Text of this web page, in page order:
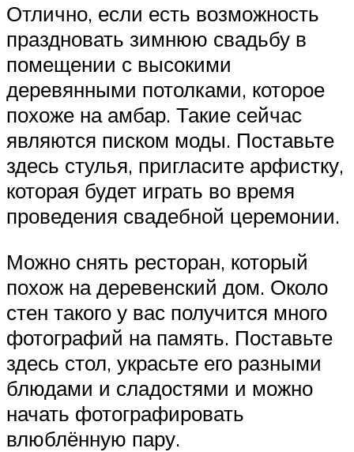
Отлично, если есть возможность
праздновать зимнюю свадьбу в
помещении с высокими
деревянными потолками, которое
похоже на амбар. Такие сейчас
являются писком моды. Поставьте
здесь стулья, пригласите арфистку,
которая будет играть во время
проведения свадебной церемонии.
Можно снять ресторан, который
похож на деревенский дом. Около
стен такого у вас получится много
фотографий на память. Поставьте
здесь стол, украсьте его разными
блюдами и сладостями и можно
начать фотографировать
влюблённую пару.